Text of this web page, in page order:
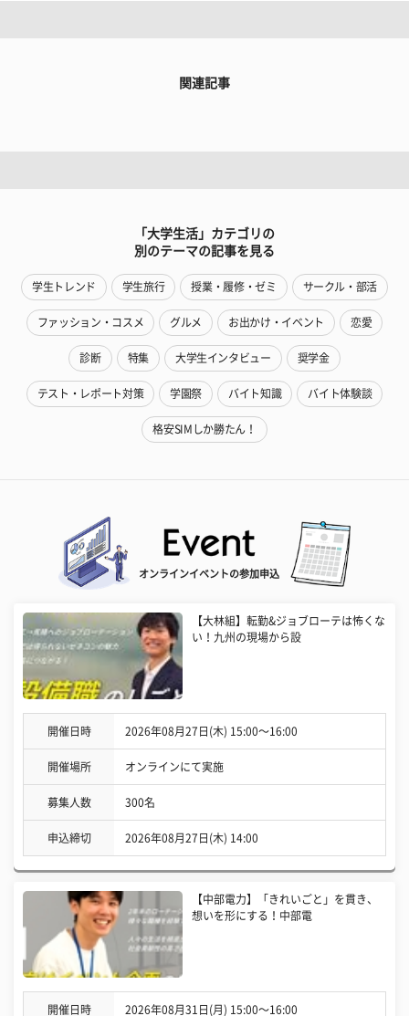
関連記事
「大学生活」カテゴリの
別のテーマの記事を見る
学生トレンド 学生旅行 授業・履修・ゼミ サークル・部活
ファッション・コスメ グルメ お出かけ・イベント 恋愛
診断 特集 大学生インタビュー 奨学金
テスト・レポート対策 学園祭 バイト知識 バイト体験談
格安SIMしか勝たん！
オンラインイベントの参加申込
【大林組】転勤&ジョブローテは怖くな
い！九州の現場から設
開催日時 2026年08月27日(木) 15:00〜16:00
開催場所 オンラインにて実施
募集人数 300名
申込締切 2026年08月27日(木) 14:00
【中部電力】「きれいごと」を貫き、
想いを形にする！中部電
開催日時 2026年08月31日(月) 15:00〜16:00